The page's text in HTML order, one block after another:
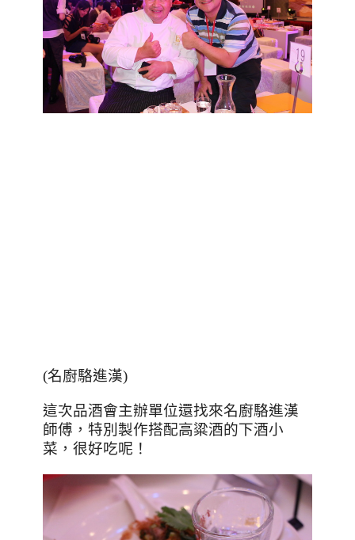
(名廚駱進漢)
這次品酒會主辦單位還找來名廚駱進漢
師傅，特別製作搭配高粱酒的下酒小
菜，很好吃呢！